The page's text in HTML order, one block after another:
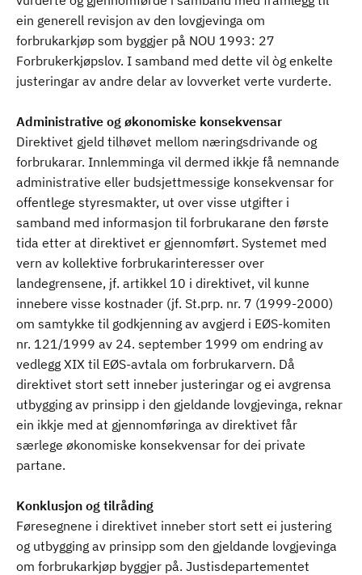
ein generell revisjon av den lovgjevinga om
forbrukarkjøp som byggjer på NOU 1993: 27
Forbrukerkjøpslov. I samband med dette vil òg enkelte
justeringar av andre delar av lovverket verte vurderte.
Administrative og økonomiske konsekvensar
Direktivet gjeld tilhøvet mellom næringsdrivande og
forbrukarar. Innlemminga vil dermed ikkje få nemnande
administrative eller budsjettmessige konsekvensar for
offentlege styresmakter, ut over visse utgifter i
samband med informasjon til forbrukarane den første
tida etter at direktivet er gjennomført. Systemet med
vern av kollektive forbrukarinteresser over
landegrensene, jf. artikkel 10 i direktivet, vil kunne
innebere visse kostnader (jf. St.prp. nr. 7 (1999-2000)
om samtykke til godkjenning av avgjerd i EØS-komiten
nr. 121/1999 av 24. september 1999 om endring av
vedlegg XIX til EØS-avtala om forbrukarvern. Då
direktivet stort sett inneber justeringar og ei avgrensa
utbygging av prinsipp i den gjeldande lovgjevinga, reknar
ein ikkje med at gjennomføringa av direktivet får
særlege økonomiske konsekvensar for dei private
partane.
Konklusjon og tilråding
Føresegnene i direktivet inneber stort sett ei justering
og utbygging av prinsipp som den gjeldande lovgjevinga
om forbrukarkjøp byggjer på. Justisdepartementet